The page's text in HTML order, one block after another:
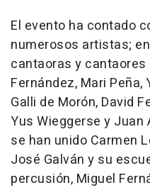
El evento ha contado
numerosos artistas;
cantaoras y
Fernández, Mari Peña,
Galli de Morón, David
Yus Wieggerse y Juan
se han unido Carmen
José Galván y su
percusión, Miguel